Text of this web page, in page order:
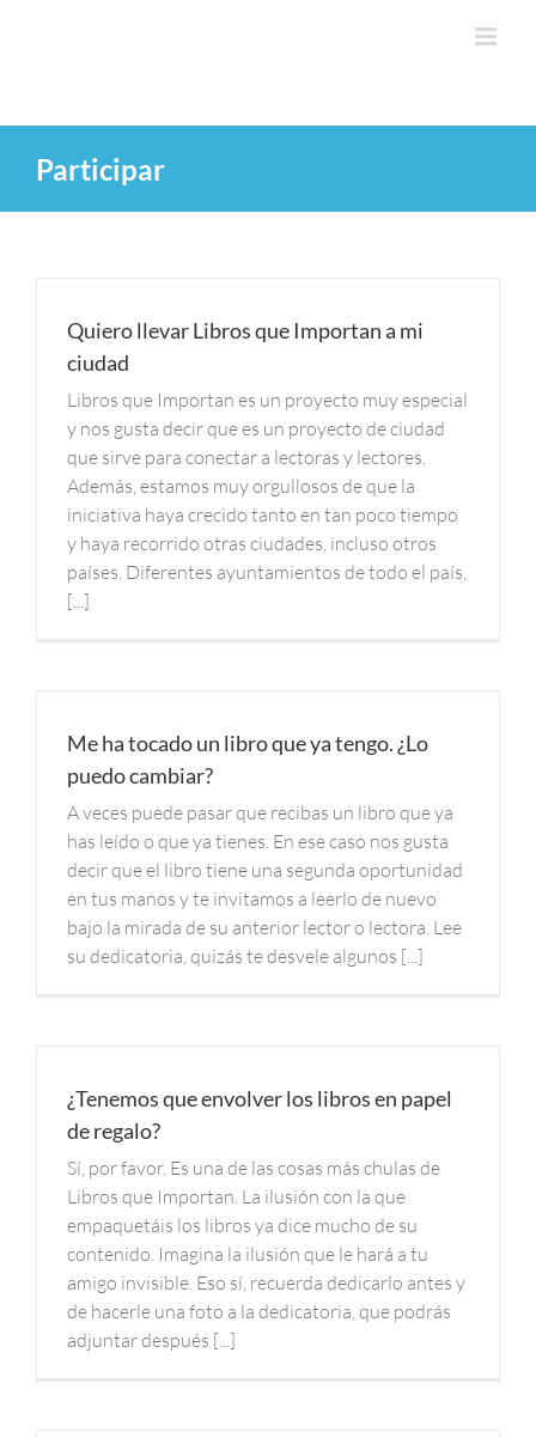
Participar
Quiero llevar Libros que Importan a mi
ciudad
Libros que Importan es un proyecto muy especial
y nos gusta decir que es un proyecto de ciudad
que sirve para conectar a lectoras y lectores.
Además, estamos muy orgullosos de que la
iniciativa haya crecido tanto en tan poco tiempo
y haya recorrido otras ciudades, incluso otros
países. Diferentes ayuntamientos de todo el país,
[...]
Me ha tocado un libro que ya tengo. ¿Lo
puedo cambiar?
A veces puede pasar que recibas un libro que ya
has leído o que ya tienes. En ese caso nos gusta
decir que el libro tiene una segunda oportunidad
en tus manos y te invitamos a leerlo de nuevo
bajo la mirada de su anterior lector o lectora. Lee
su dedicatoria, quizás te desvele algunos [...]
¿Tenemos que envolver los libros en papel
de regalo?
Sí, por favor. Es una de las cosas más chulas de
Libros que Importan. La ilusión con la que
empaquetáis los libros ya dice mucho de su
contenido. Imagina la ilusión que le hará a tu
amigo invisible. Eso sí, recuerda dedicarlo antes y
de hacerle una foto a la dedicatoria, que podrás
adjuntar después [...]